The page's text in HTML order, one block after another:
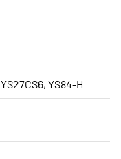
YS27CS6, YS84-H